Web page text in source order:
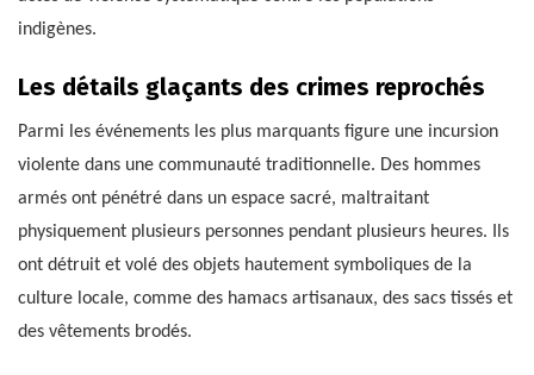
indigènes.
Les détails glaçants des crimes reprochés
Parmi les événements les plus marquants figure une incursion
violente dans une communauté traditionnelle. Des hommes
armés ont pénétré dans un espace sacré, maltraitant
physiquement plusieurs personnes pendant plusieurs heures. Ils
ont détruit et volé des objets hautement symboliques de la
culture locale, comme des hamacs artisanaux, des sacs tissés et
des vêtements brodés.